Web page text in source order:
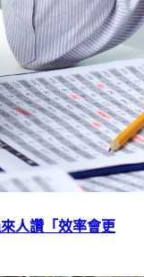
人讚「效率會更